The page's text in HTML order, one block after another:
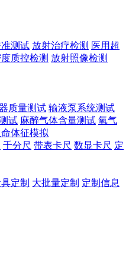
测试 放射治疗检测 医用超
质控检测 放射照像检测
质量测试 输液泵系统测试
试 麻醉气体含量测试 氧气
体征模拟
千分尺 带表卡尺 数显卡尺 定
定制 大批量定制 定制信息